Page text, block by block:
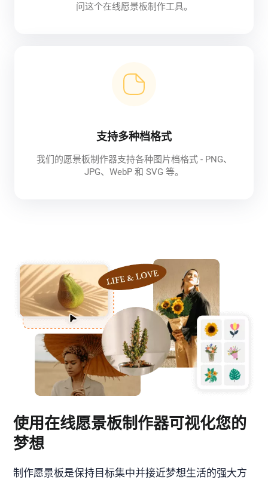
问这个在线愿景板制作工具。
支持多种档格式
我们的愿景板制作器支持各种图片档格式 - PNG、
JPG、WebP 和 SVG 等。
使用在线愿景板制作器可视化您的
梦想
制作愿景板是保持目标集中并接近梦想生活的强大方